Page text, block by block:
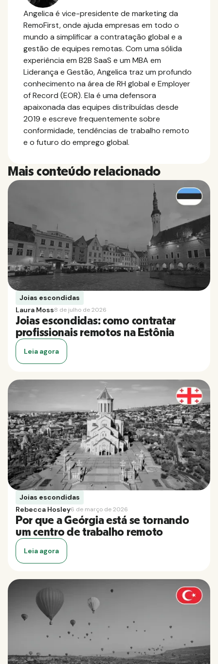
Angelica é vice-presidente de marketing da
RemoFirst, onde ajuda empresas em todo o
mundo a simplificar a contratação global e a
gestão de equipes remotas. Com uma sólida
experiência em B2B SaaS e um MBA em
Liderança e Gestão, Angelica traz um profundo
conhecimento na área de RH global e Employer
of Record (EOR). Ela é uma defensora
apaixonada das equipes distribuídas desde
2019 e escreve frequentemente sobre
conformidade, tendências de trabalho remoto
e o futuro do emprego global.
Mais conteúdo relacionado
Joias escondidas
Laura Moss8 de julho de 2026
Joias escondidas: como contratar
profissionais remotos na Estônia
Leia agora
Joias escondidas
Rebecca Hosley6 de março de 2026
Por que a Geórgia está se tornando
um centro de trabalho remoto
Leia agora